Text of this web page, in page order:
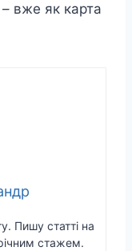
вже як карта
Пишу статті на
стажем.